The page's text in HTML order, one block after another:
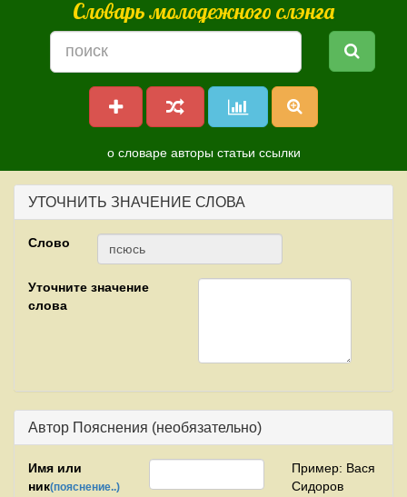
Словарь молодежного слэнга
о словаре авторы статьи ссылки
УТОЧНИТЬ ЗНАЧЕНИЕ СЛОВА
Слово
Уточните значение
слова
Автор Пояснения (необязательно)
Имя или
ник(пояснение..)
Пример: Вася
Сидоров